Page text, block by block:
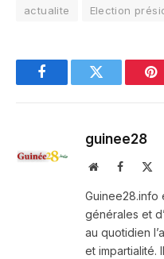
actualite Election
FacebookTwitter
guinee28
WebsiteFacebook
Guinee28.info
générales et
au quotidien
et impartialité.